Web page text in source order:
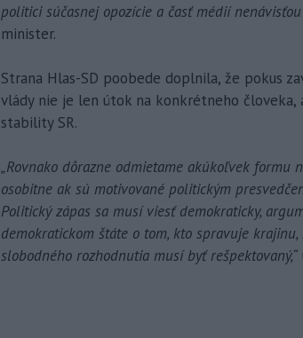
politici súčasnej opozície a časť médií
minister.
Strana Hlas-SD poobede doplnila, že pokus
vlády nie je len útok na konkrétneho
stability SR.
„Rovnako dôrazne odmietame akúkoľvek formu
osobitne ak sú motivované politickým
Politický zápas sa musí viesť demokraticky,
demokratickom štáte o tom, kto spravuje
slobodného rozhodnutia musí byť rešpektovaný,“